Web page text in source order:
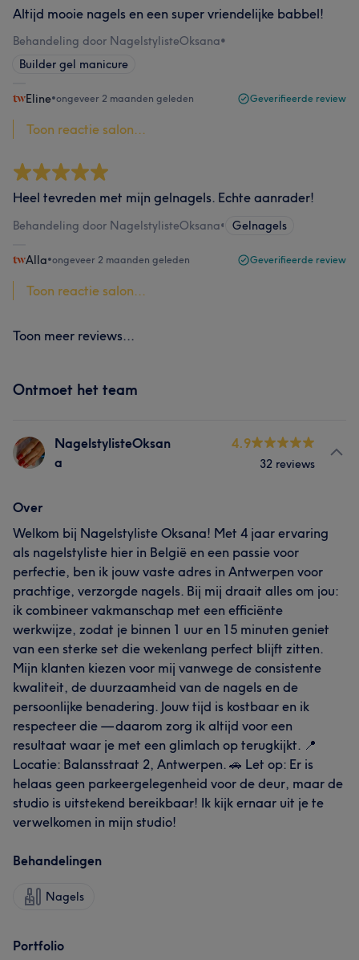
Altijd mooie nagels en een super vriendelijke babbel!
Behandeling door NagelstylisteOksana•
Builder gel manicure
Eline•ongeveer 2 maanden geleden Geverifieerde review
Toon reactie salon...
Heel tevreden met mijn gelnagels. Echte aanrader!
Behandeling door NagelstylisteOksana• Gelnagels
Alla•ongeveer 2 maanden geleden Geverifieerde review
Toon reactie salon...
Toon meer reviews...
Ontmoet het team
NagelstylisteOksan
a
4.9
32 reviews
Over
Welkom bij Nagelstyliste Oksana! Met 4 jaar ervaring
als nagelstyliste hier in België en een passie voor
perfectie, ben ik jouw vaste adres in Antwerpen voor
prachtige, verzorgde nagels. Bij mij draait alles om jou:
ik combineer vakmanschap met een efficiënte
werkwijze, zodat je binnen 1 uur en 15 minuten geniet
van een sterke set die wekenlang perfect blijft zitten.
Mijn klanten kiezen voor mij vanwege de consistente
kwaliteit, de duurzaamheid van de nagels en de
persoonlijke benadering. Jouw tijd is kostbaar en ik
respecteer die — daarom zorg ik altijd voor een
resultaat waar je met een glimlach op terugkijkt. 📍
Locatie: Balansstraat 2, Antwerpen. 🚗 Let op: Er is
helaas geen parkeergelegenheid voor de deur, maar de
studio is uitstekend bereikbaar! Ik kijk ernaar uit je te
verwelkomen in mijn studio!
Behandelingen
Nagels
Portfolio